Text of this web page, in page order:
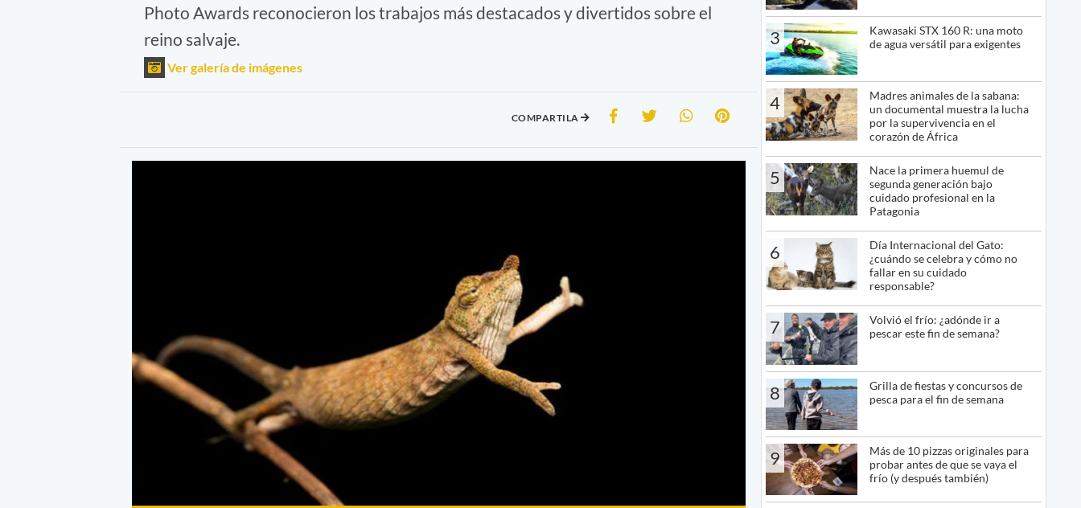
Photo Awards reconocieron los trabajos más destacados y divertidos sobre el
reino salvaje.
Ver galería de imágenes
COMPARTILA
3
Kawasaki STX 160 R: una moto
de agua versátil para exigentes
4
Madres animales de la sabana:
un documental muestra la lucha
por la supervivencia en el
corazón de África
5
Nace la primera huemul de
segunda generación bajo
cuidado profesional en la
Patagonia
6
Día Internacional del Gato:
¿cuándo se celebra y cómo no
fallar en su cuidado
responsable?
7
Volvió el frío: ¿adónde ir a
pescar este fin de semana?
8
Grilla de fiestas y concursos de
pesca para el fin de semana
9
Más de 10 pizzas originales para
probar antes de que se vaya el
frío (y después también)